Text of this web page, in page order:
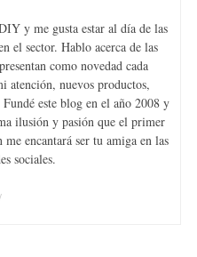
y me gusta estar al día de las
el sector. Hablo acerca de las
como novedad cada
atención, nuevos productos,
este blog en el año 2008 y
ilusión y pasión que el primer
encantará ser tu amiga en las
sociales.